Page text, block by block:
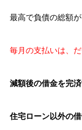
最高で負債の総額
毎月の支払いは、
減額後の借金を完
住宅ローン以外の